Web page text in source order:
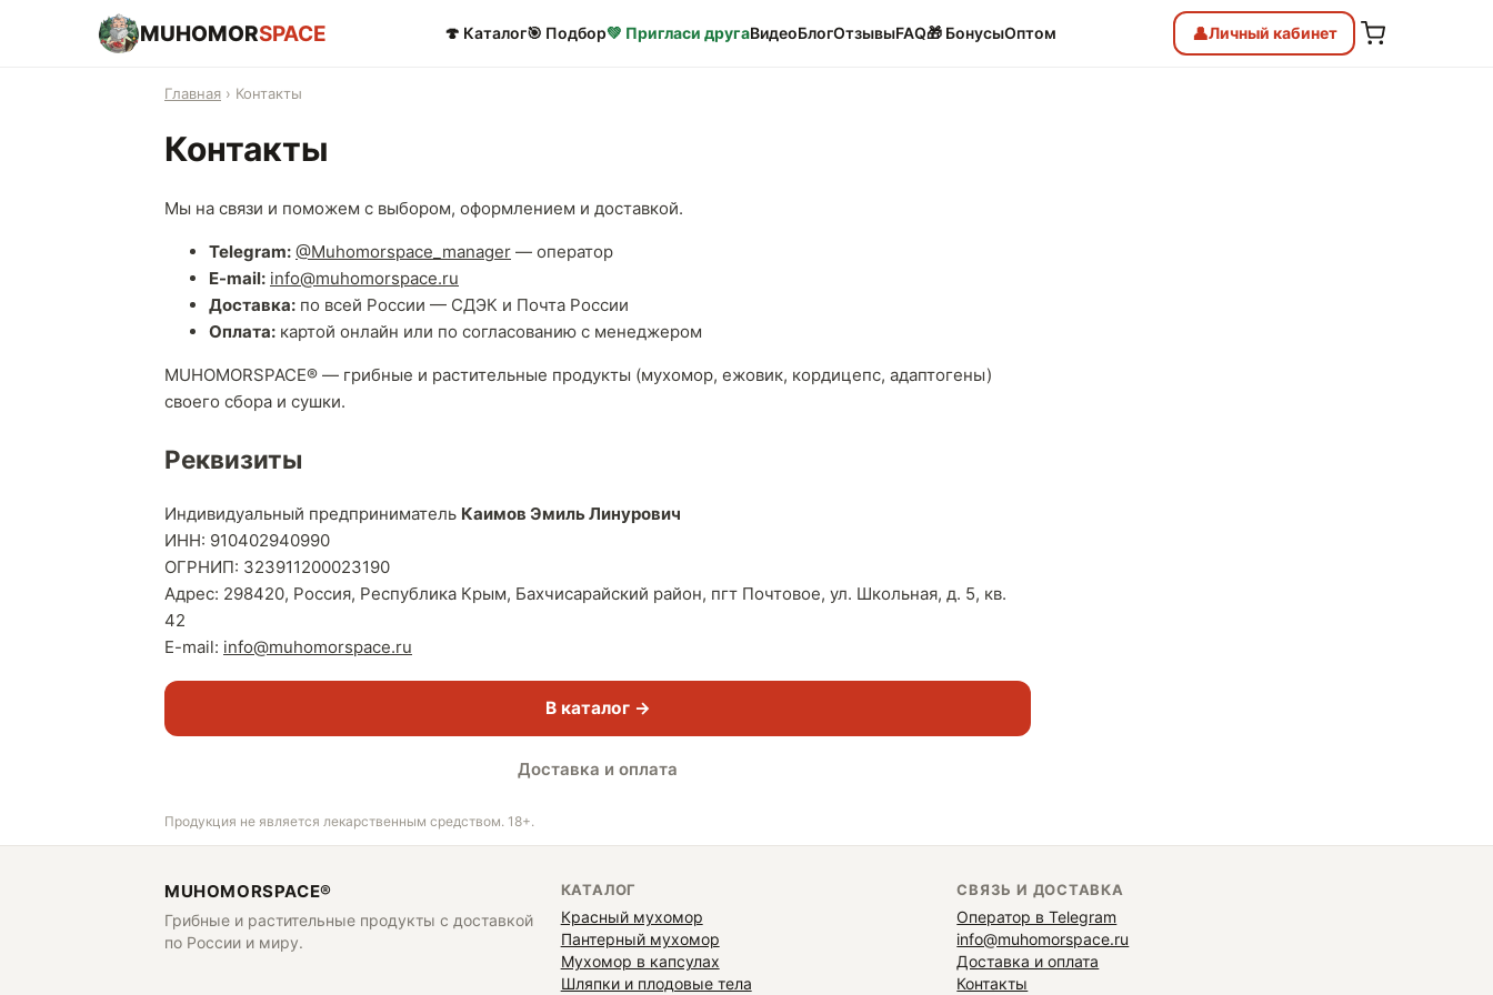
MUHOMORSPACE 🍄 Каталог🎯 Подбор💚 Пригласи другаВидеоБлогОтзывыFAQ🎁 БонусыОптом 👤Личный кабинет
Главная › Контакты
Контакты
Мы на связи и поможем с выбором, оформлением и доставкой.
Telegram: @Muhomorspace_manager — оператор
E-mail: info@muhomorspace.ru
Доставка: по всей России — СДЭК и Почта России
Оплата: картой онлайн или по согласованию с менеджером
MUHOMORSPACE® — грибные и растительные продукты (мухомор, ежовик, кордицепс, адаптогены)
своего сбора и сушки.
Реквизиты
Индивидуальный предприниматель Каимов Эмиль Линурович
ИНН: 910402940990
ОГРНИП: 323911200023190
Адрес: 298420, Россия, Республика Крым, Бахчисарайский район, пгт Почтовое, ул. Школьная, д. 5, кв.
42
E-mail: info@muhomorspace.ru
В каталог →
Доставка и оплата
Продукция не является лекарственным средством. 18+.
MUHOMORSPACE®
Грибные и растительные продукты с доставкой
по России и миру.
КАТАЛОГ
Красный мухомор
Пантерный мухомор
Мухомор в капсулах
Шляпки и плодовые тела
СВЯЗЬ И ДОСТАВКА
Оператор в Telegram
info@muhomorspace.ru
Доставка и оплата
Контакты